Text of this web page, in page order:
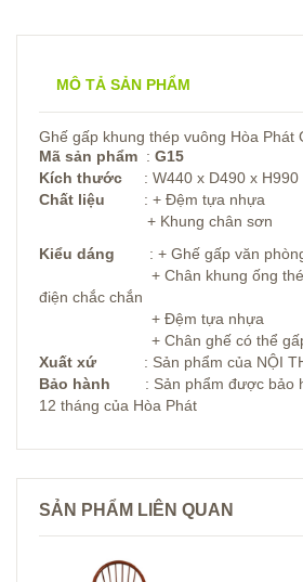
MÔ TẢ SẢN PHẨM
Ghế gấp khung thép vuông Hòa Phát
Mã sản phẩm : G15
Kích thước : W440 x D490 x H990
Chất liệu : + Đệm tựa nhựa
+ Khung chân sơn
Kiểu dáng : + Ghế gấp văn
+ Chân khung ống thép
điện chắc chắn
+ Đệm tựa nhựa
+ Chân ghế có thể gấp lại
Xuất xứ: Sản phẩm của NỘI
Bảo hành : Sản phẩm được bảo
12 tháng của Hòa Phát
SẢN PHẨM LIÊN QUAN